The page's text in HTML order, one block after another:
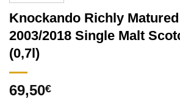
Knockando Richly
2003/2018 Single Malt
(0,7l)
69,50€